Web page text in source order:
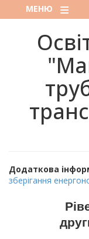
МЕНЮ
Додаткова
зберігання